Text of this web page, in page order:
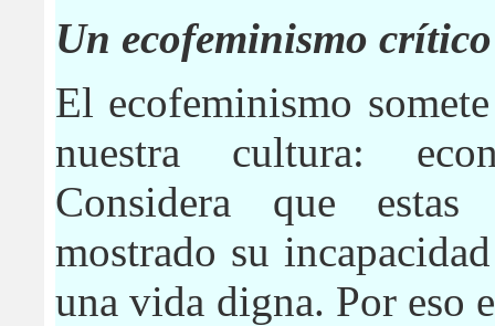
Un ecofeminismo
El ecofeminismo
nuestra cultura:
Considera que estas
mostrado su
una vida digna. Por eso